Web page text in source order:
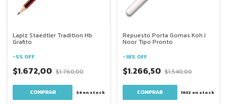
Lapiz Staedtler Tradition Hb
Grafito
-5% OFF
$1.672,00 $1.760,00
34en stock
Repuesto Porta Gomas Koh I
Noor Tipo Pronto
-18% OFF
$1.266,50 $1.540,00
1832 en stock